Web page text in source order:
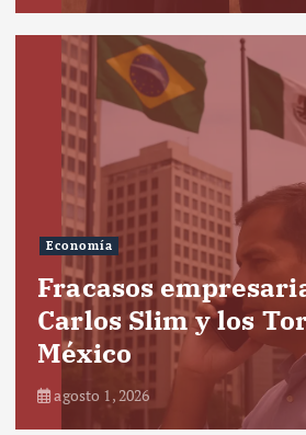
Economía
Fracasos
Carlos Slim y los
México
agosto 1, 2026